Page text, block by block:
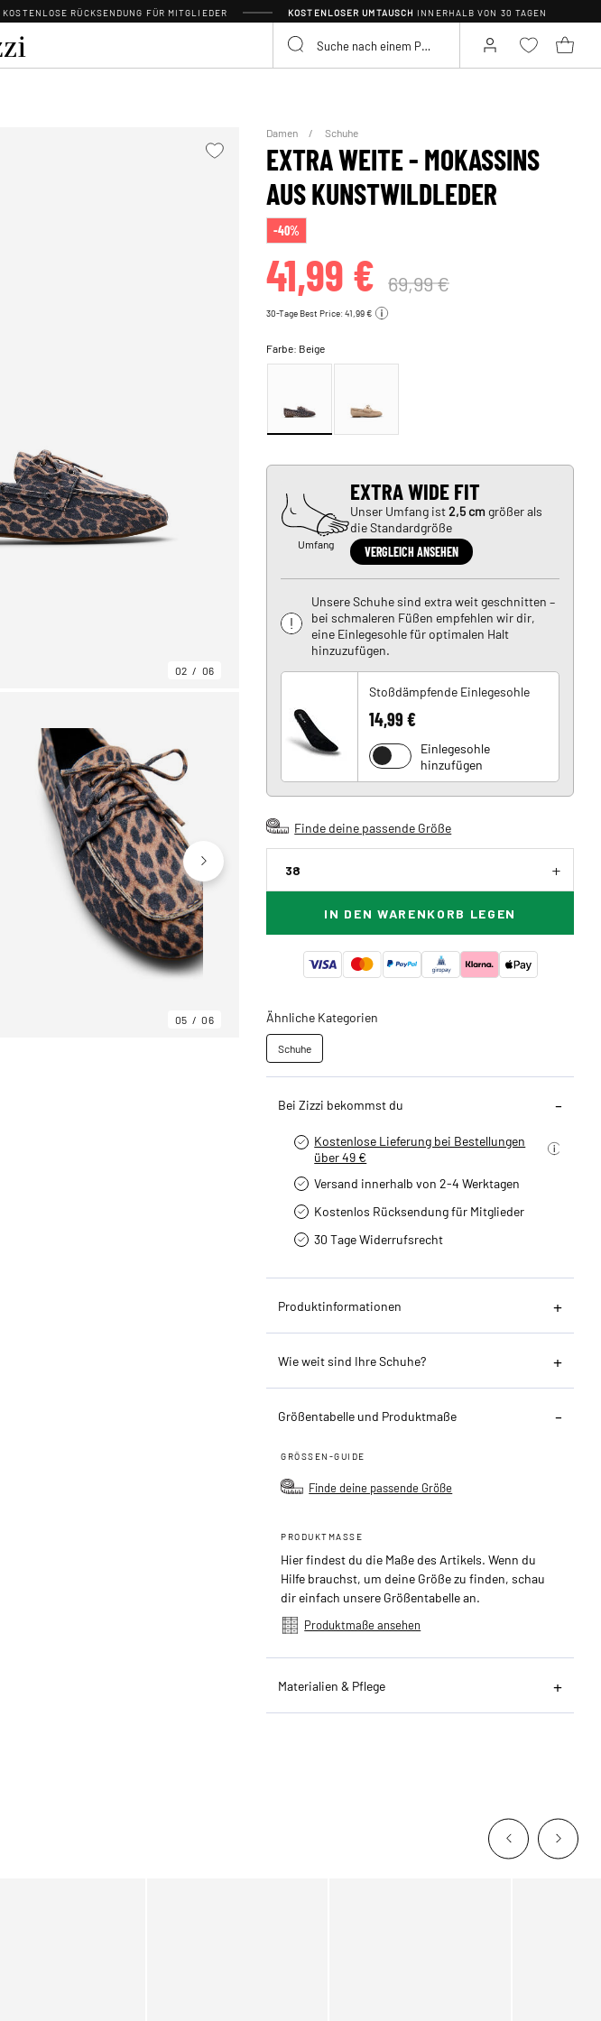
KOSTENLOSE RÜCKSENDUNG FÜR MITGLIEDER KOSTENLOSER UMTAUSCH INNERHALB VON 30 TAGEN
02 06
05 06
Damen Schuhe
EXTRA WEITE - MOKASSINS
AUS KUNSTWILDLEDER
-40%
41,99 € 69,99 €
30-Tage Best Price: 41,99 €
Farbe: Beige
Umfang
EXTRA WIDE FIT
Unser Umfang ist2,5 cmgrößer als
die Standardgröße
VERGLEICH ANSEHEN
Unsere Schuhe sind extra weit geschnitten –
bei schmaleren Füßen empfehlen wir dir,
eine Einlegesohle für optimalen Halt
hinzuzufügen.
Stoßdämpfende Einlegesohle
14,99 €
Einlegesohle
hinzufügen
Finde deine passende Größe
38
IN DEN WARENKORB LEGEN
Ähnliche Kategorien
Schuhe
Bei Zizzi bekommst du
Kostenlose Lieferung bei Bestellungen
über 49 €
Versand innerhalb von 2-4 Werktagen
Kostenlos Rücksendung für Mitglieder
30 Tage Widerrufsrecht
Produktinformationen
Wie weit sind Ihre Schuhe?
Größentabelle und Produktmaße
GRÖSSEN-GUIDE
Finde deine passende Größe
PRODUKTMASSE
Hier findest du die Maße des Artikels. Wenn du
Hilfe brauchst, um deine Größe zu finden, schau
dir einfach unsere Größentabelle an.
Produktmaße ansehen
Materialien & Pflege